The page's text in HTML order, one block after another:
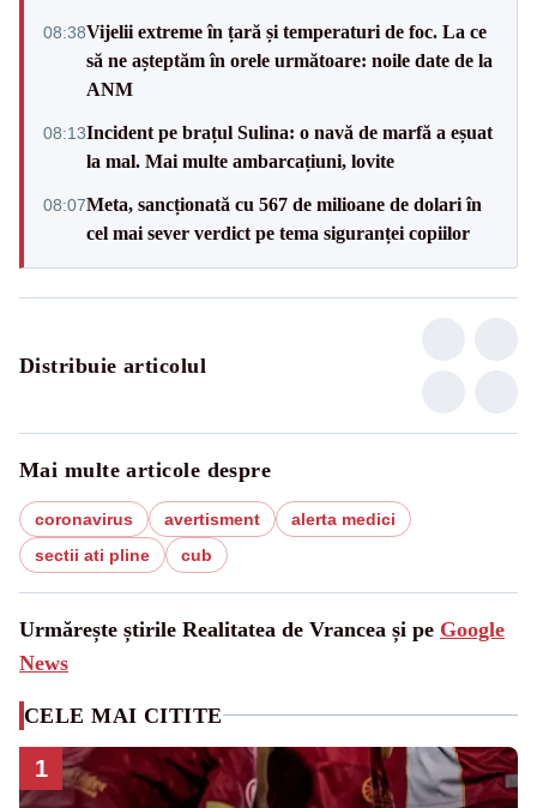
08:38Vijelii extreme în țară și temperaturi de foc. La ce
să ne așteptăm în orele următoare: noile date de la
ANM
08:13Incident pe brațul Sulina: o navă de marfă a eșuat
la mal. Mai multe ambarcațiuni, lovite
08:07Meta, sancționată cu 567 de milioane de dolari în
cel mai sever verdict pe tema siguranței copiilor
Distribuie articolul
Mai multe articole despre
coronavirus avertisment
alerta medici
sectii ati pline
cub
Urmărește știrile Realitatea de Vrancea și pe Google
News
CELE MAI CITITE
1